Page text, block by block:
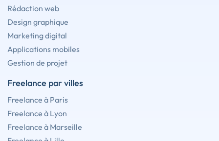
Rédaction web
Design graphique
Marketing digital
Applications mobiles
Gestion de projet
Freelance par villes
Freelance à Paris
Freelance à Lyon
Freelance à Marseille